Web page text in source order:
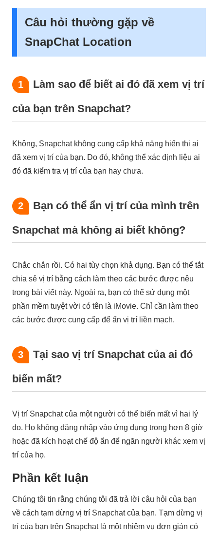
Câu hỏi thường gặp về
SnapChat Location
1
Làm sao để biết ai đó đã xem vị trí
của bạn trên Snapchat?
Không, Snapchat không cung cấp khả năng hiển thị ai
đã xem vị trí của bạn. Do đó, không thể xác định liệu ai
đó đã kiểm tra vị trí của bạn hay chưa.
2
Bạn có thể ẩn vị trí của mình trên
Snapchat mà không ai biết không?
Chắc chắn rồi. Có hai tùy chọn khả dụng. Bạn có thể tắt
chia sẻ vị trí bằng cách làm theo các bước được nêu
trong bài viết này. Ngoài ra, bạn có thể sử dụng một
phần mềm tuyệt vời có tên là iMovie. Chỉ cần làm theo
các bước được cung cấp để ẩn vị trí liền mạch.
3
Tại sao vị trí Snapchat của ai đó
biến mất?
Vị trí Snapchat của một người có thể biến mất vì hai lý
do. Họ không đăng nhập vào ứng dụng trong hơn 8 giờ
hoặc đã kích hoạt chế độ ẩn để ngăn người khác xem vị
trí của họ.
Phần kết luận
Chúng tôi tin rằng chúng tôi đã trả lời câu hỏi của bạn
về cách tạm dừng vị trí Snapchat của bạn. Tạm dừng vị
trí của bạn trên Snapchat là một nhiệm vụ đơn giản có